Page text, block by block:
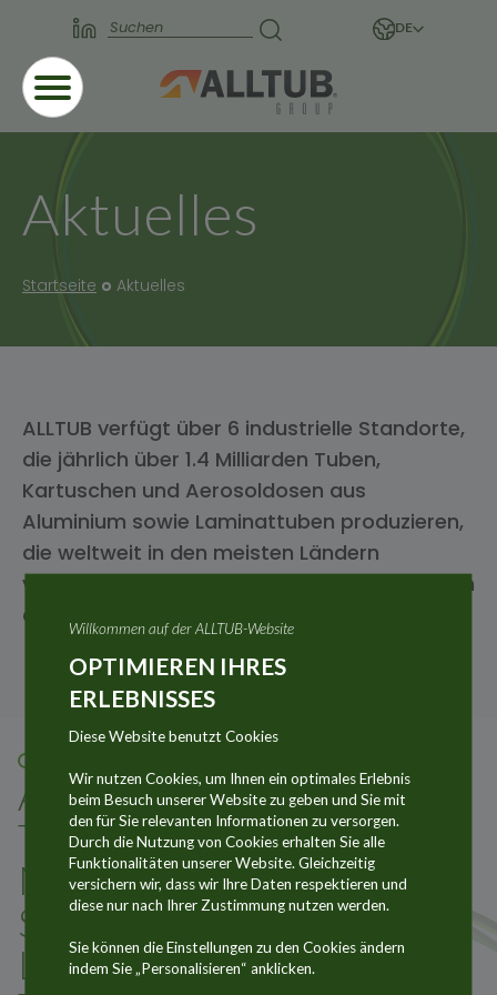
DE
Aktuelles
Startseite Aktuelles
ALLTUB verfügt über 6 industrielle Standorte,
die jährlich über 1.4 Milliarden Tuben,
Kartuschen und Aerosoldosen aus
Aluminium sowie Laminattuben produzieren,
die weltweit in den meisten Ländern
vertrieben werden. Finden Sie alle Neuigkeiten
der ALLTUB-Gruppe.
Alltub Group Acquires
Tubettificio La
Metallurgica,
Strengthening Its
Leadership in Aluminium
Willkommen auf der ALLTUB-Website
OPTIMIEREN IHRES
ERLEBNISSES
Diese Website benutzt Cookies
Wir nutzen Cookies, um Ihnen ein optimales Erlebnis
beim Besuch unserer Website zu geben und Sie mit
den für Sie relevanten Informationen zu versorgen.
Durch die Nutzung von Cookies erhalten Sie alle
Funktionalitäten unserer Website. Gleichzeitig
versichern wir, dass wir Ihre Daten respektieren und
diese nur nach Ihrer Zustimmung nutzen werden.
Sie können die Einstellungen zu den Cookies ändern
indem Sie „Personalisieren“ anklicken.